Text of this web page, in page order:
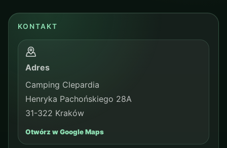
KONTAKT
Adres
Camping Clepardia
Henryka Pachońskiego 28A
31-322 Kraków
Otwórz w Google Maps